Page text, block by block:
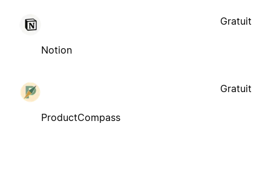
Notion
Gratuit
ProductCompass
Gratuit